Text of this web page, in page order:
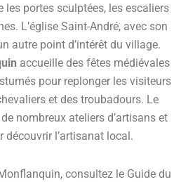
les portes sculptées, les escaliers
L’église Saint-André, avec son
autre point d’intérêt du village.
accueille des fêtes médiévales
pour replonger les visiteurs
et des troubadours. Le
nombreux ateliers d’artisans et
découvrir l’artisanat local.
consultez le Guide du